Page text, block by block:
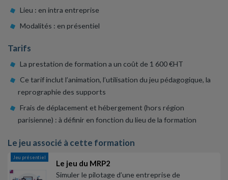
Lieu : en intra entreprise
Modalités : en présentiel
Tarifs
La prestation de formation a un coût de 1 600 €HT
Ce tarif inclut l’animation, l’utilisation du jeu pédagogique, la
reprographie des supports
Frais de déplacement et hébergement (hors région
parisienne) : à définir en fonction du lieu de la formation
Le jeu associé à cette formation
Jeu présentiel
Le jeu du MRP2
Simuler le pilotage d’une entreprise de